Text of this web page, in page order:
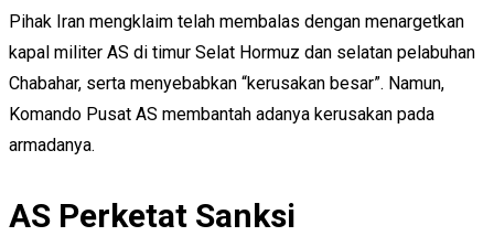
Pihak Iran mengklaim telah membalas dengan menargetkan
kapal militer AS di timur Selat Hormuz dan selatan pelabuhan
Chabahar, serta menyebabkan “kerusakan besar”. Namun,
Komando Pusat AS membantah adanya kerusakan pada
armadanya.
AS Perketat Sanksi